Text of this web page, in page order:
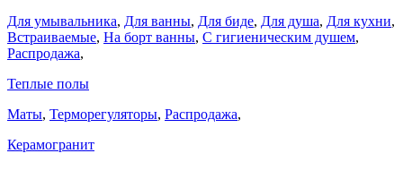
Для умывальника, Для ванны, Для биде, Для душа, Для кухни,
Встраиваемые, На борт ванны, C гигиеническим душем,
Распродажа,
Теплые полы
Маты, Терморегуляторы, Распродажа,
Керамогранит